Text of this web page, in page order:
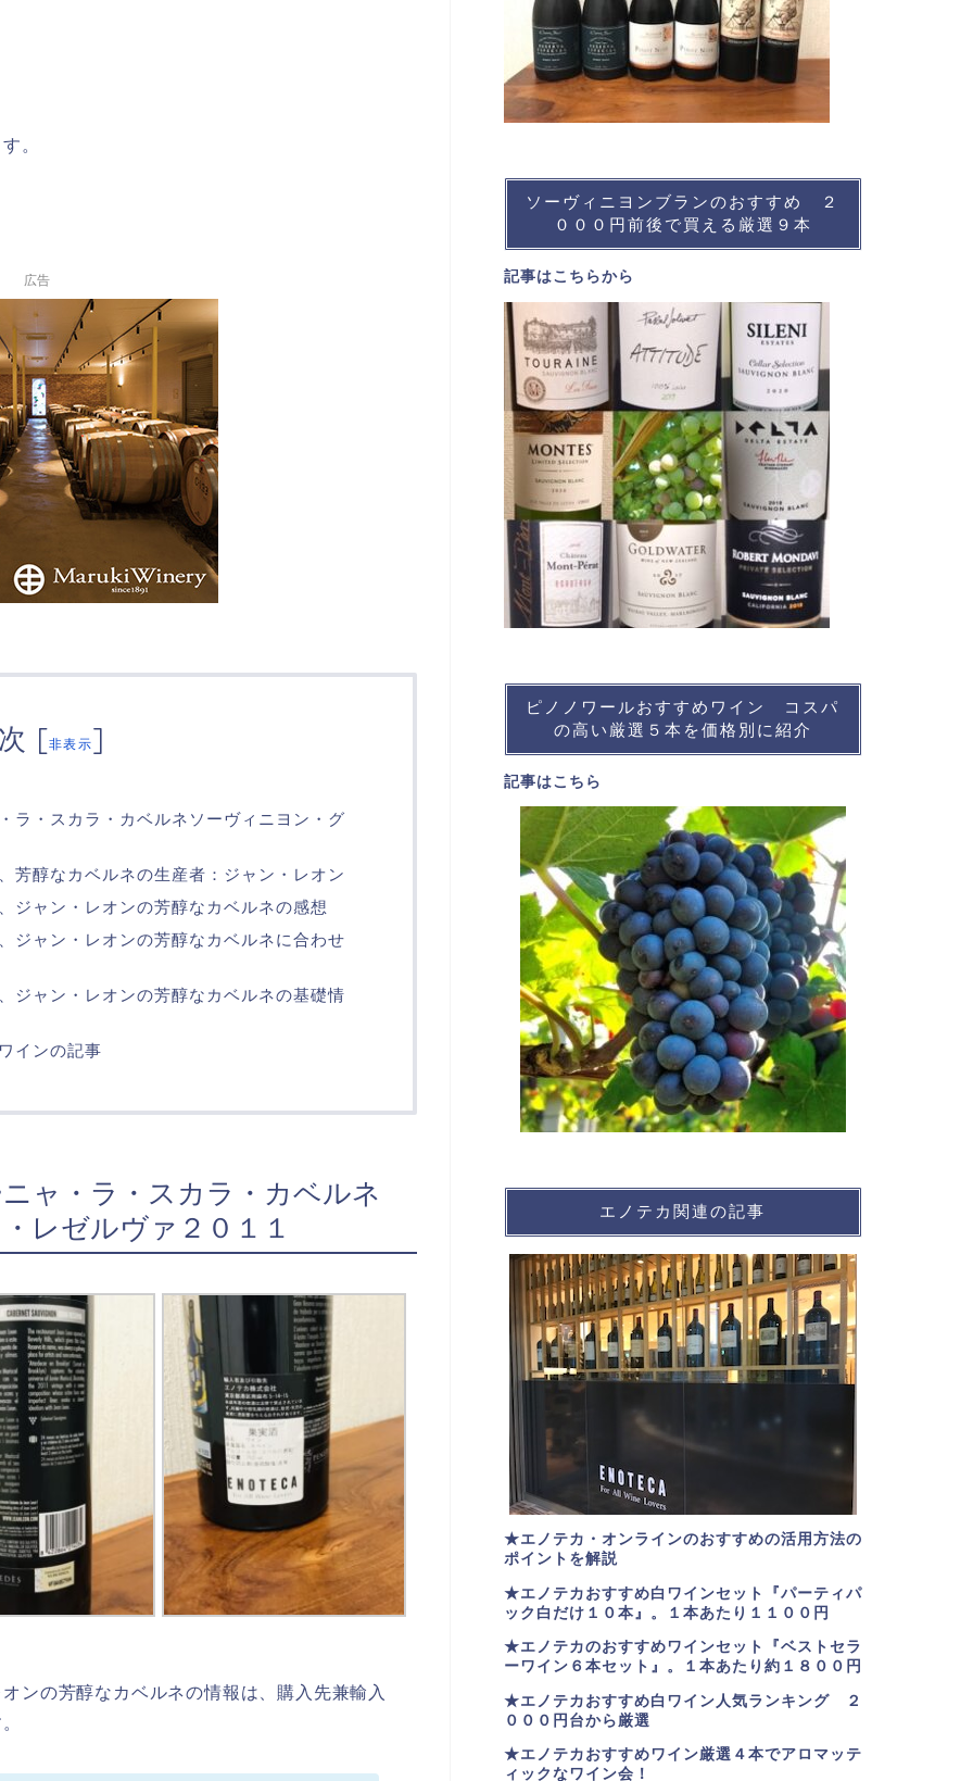
。
広告
[非表示]
ラ・スカラ・カベルネソーヴィニヨン・グ
芳醇なカベルネの生産者：ジャン・レオン
ジャン・レオンの芳醇なカベルネの感想
ジャン・レオンの芳醇なカベルネに合わせ
ジャン・レオンの芳醇なカベルネの基礎情
インの記事
ャ・ラ・スカラ・カベルネ
レゼルヴァ２０１１
ンの芳醇なカベルネの情報は、購入先兼輸入
ソーヴィニヨンブランのおすすめ ２
０００円前後で買える厳選９本
記事はこちらから
ピノノワールおすすめワイン コスパ
の高い厳選５本を価格別に紹介
記事はこちら
エノテカ関連の記事
★エノテカ・オンラインのおすすめの活用方法の
ポイントを解説
★エノテカおすすめ白ワインセット『パーティパ
ック白だけ１０本』。１本あたり１１００円
★エノテカのおすすめワインセット『ベストセラ
ーワイン６本セット』。
１本あたり約１８００円
★エノテカおすすめ白ワイン人気ランキング ２
０００円台から厳選
★エノテカおすすめワイン厳選４本でアロマッテ
ィックなワイン会！